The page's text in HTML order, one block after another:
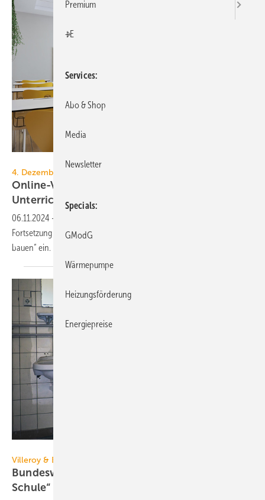
4. Dezember 2024, 14 - 16 Uhr
Online-Veranstaltung zu lern­förder­lichen
Unterrichts­räumen
06.11.2024 -
Fortsetzung ihrer Veranstaltungen „Heute die Schule von morgen
bauen“ ein.
Villeroy & Boch
Bundesweiter Wettbewerb „Toiletten machen
Schule“
Premium
+E
Services
Abo & Shop
Media
Newsletter
Specials
GModG
Wärmepumpe
Heizungsförderung
Energiepreise